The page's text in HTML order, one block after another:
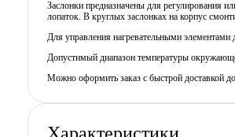
Заслонки предназначены для регулирования
лопаток. В круглых заслонках на корпус
Для управления нагревательными элементами
Допустимый диапазон температуры
Можно оформить заказ с быстрой доставкой